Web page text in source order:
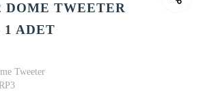
DOME TWEETER
ADET
Tweeter